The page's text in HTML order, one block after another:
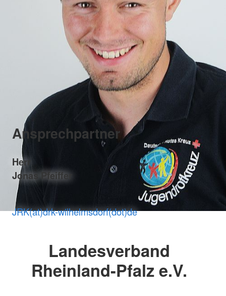
Ansprechpartner
Herr
Jonas Pfeiffer
JRK(at)drk-wilhelmsdorf(dot)de
Landesverband
Rheinland-Pfalz e.V.